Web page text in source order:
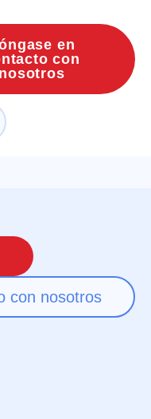
en
con
nosotros
con nosotros